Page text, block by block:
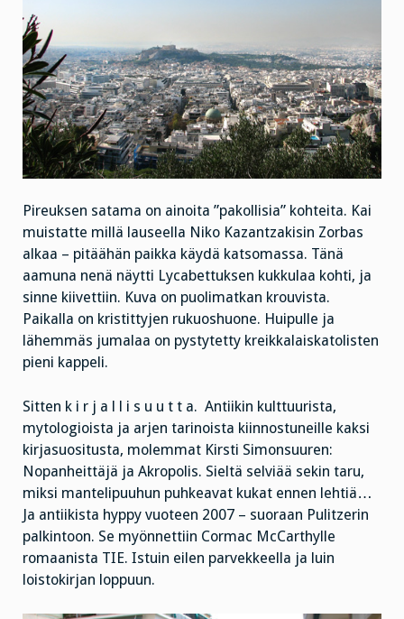
Pireuksen satama on ainoita ”pakollisia” kohteita. Kai
muistatte millä lauseella Niko Kazantzakisin Zorbas
alkaa – pitäähän paikka käydä katsomassa. Tänä
aamuna nenä näytti Lycabettuksen kukkulaa kohti, ja
sinne kiivettiin. Kuva on puolimatkan krouvista.
Paikalla on kristittyjen rukuoshuone. Huipulle ja
lähemmäs jumalaa on pystytetty kreikkalaiskatolisten
pieni kappeli.
Sitten k i r j a l l i s u u t t a. Antiikin kulttuurista,
mytologioista ja arjen tarinoista kiinnostuneille kaksi
kirjasuositusta, molemmat Kirsti Simonsuuren:
Nopanheittäjä ja Akropolis. Sieltä selviää sekin taru,
miksi mantelipuuhun puhkeavat kukat ennen lehtiä…
Ja antiikista hyppy vuoteen 2007 – suoraan Pulitzerin
palkintoon. Se myönnettiin Cormac McCarthylle
romaanista TIE. Istuin eilen parvekkeella ja luin
loistokirjan loppuun.